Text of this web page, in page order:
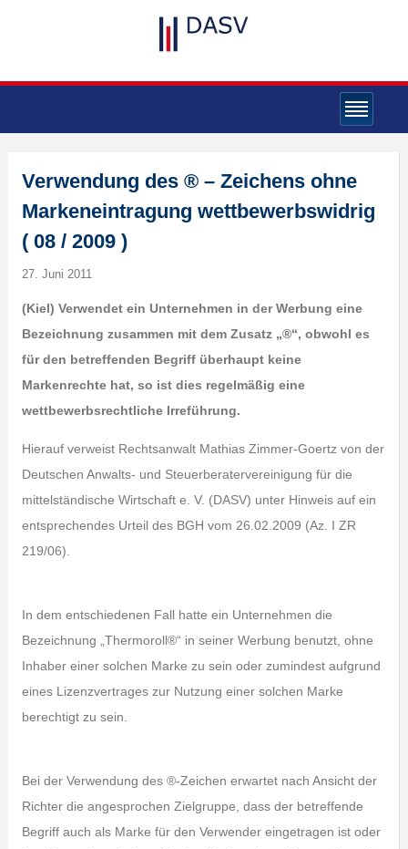
Verwendung des ® – Zeichens ohne
Markeneintragung wettbewerbswidrig
( 08 / 2009 )
27. Juni 2011
(Kiel) Verwendet ein Unternehmen in der Werbung eine
Bezeichnung zusammen mit dem Zusatz „®“, obwohl es
für den betreffenden Begriff überhaupt keine
Markenrechte hat, so ist dies regelmäßig eine
wettbewerbsrechtliche Irreführung.
Hierauf verweist Rechtsanwalt Mathias Zimmer-Goertz von der
Deutschen Anwalts- und Steuerberatervereinigung für die
mittelständische Wirtschaft e. V. (DASV) unter Hinweis auf ein
entsprechendes Urteil des BGH vom 26.02.2009 (Az. I ZR
219/06).
In dem entschiedenen Fall hatte ein Unternehmen die
Bezeichnung „Thermoroll®“ in seiner Werbung benutzt, ohne
Inhaber einer solchen Marke zu sein oder zumindest aufgrund
eines Lizenzvertrages zur Nutzung einer solchen Marke
berechtigt zu sein.
Bei der Verwendung des ®-Zeichen erwartet nach Ansicht der
Richter die angesprochen Zielgruppe, dass der betreffende
Begriff auch als Marke für den Verwender eingetragen ist oder